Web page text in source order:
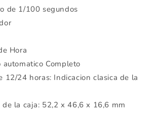
de 1/100 segundos
Hora
automatico Completo
12/24 horas: Indicacion clasica de la
de la caja: 52,2 x 46,6 x 16,6 mm